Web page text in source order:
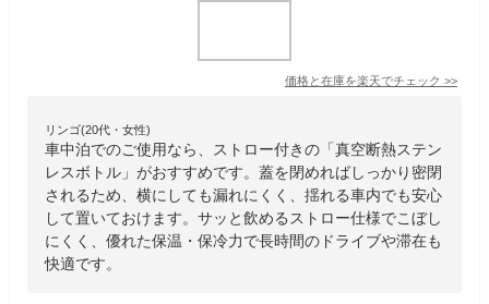
価格と在庫を楽天でチェック >>
リンゴ(20代・女性)
車中泊でのご使用なら、ストロー付きの「真空断熱ステン
レスボトル」がおすすめです。蓋を閉めればしっかり密閉
されるため、横にしても漏れにくく、揺れる車内でも安心
して置いておけます。サッと飲めるストロー仕様でこぼし
にくく、優れた保温・保冷力で長時間のドライブや滞在も
快適です。